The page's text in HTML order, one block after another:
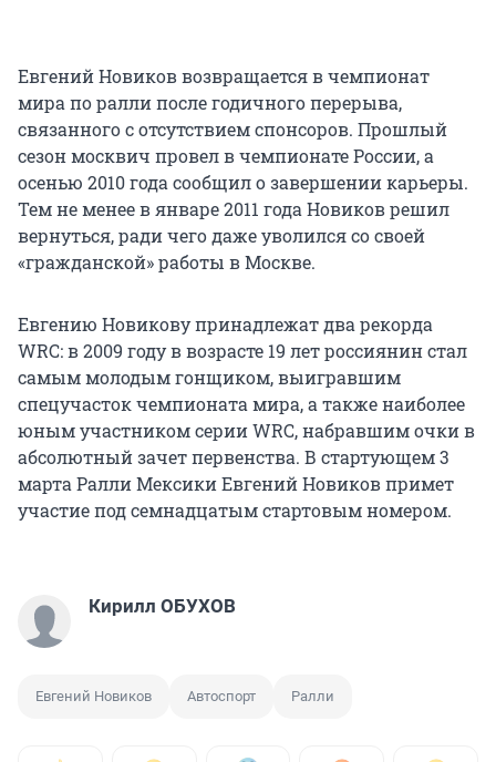
Евгений Новиков возвращается в чемпионат
мира по ралли после годичного перерыва,
связанного с отсутствием спонсоров. Прошлый
сезон москвич провел в чемпионате России, а
осенью 2010 года сообщил о завершении карьеры.
Тем не менее в январе 2011 года Новиков решил
вернуться, ради чего даже уволился со своей
«гражданской» работы в Москве.
Евгению Новикову принадлежат два рекорда
WRC: в 2009 году в возрасте 19 лет россиянин стал
самым молодым гонщиком, выигравшим
спецучасток чемпионата мира, а также наиболее
юным участником серии WRC, набравшим очки в
абсолютный зачет первенства. В стартующем 3
марта Ралли Мексики Евгений Новиков примет
участие под семнадцатым стартовым номером.
Кирилл ОБУХОВ
Евгений Новиков Автоспорт Ралли